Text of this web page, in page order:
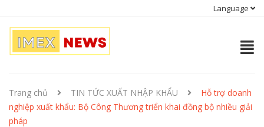
Language
Trang chủ TIN TỨC XUẤT NHẬP KHẨU
Hỗ trợ doanh
nghiệp xuất khẩu: Bộ Công Thương triển khai đồng bộ nhiều giải
pháp